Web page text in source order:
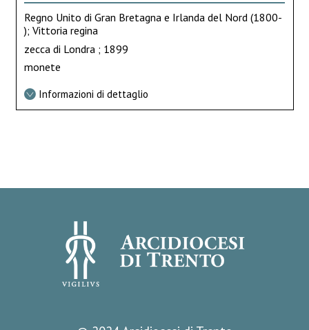
Regno Unito di Gran Bretagna e Irlanda del Nord (1800-
); Vittoria regina
zecca di Londra ; 1899
monete
Informazioni di dettaglio